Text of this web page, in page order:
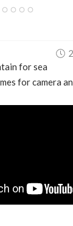
for sea
for camera